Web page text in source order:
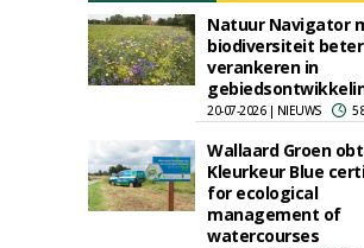
Natuur Navigator
biodiversiteit beter
verankeren in
20-07-2026 | NIEUWS
Wallaard Groen
Kleurkeur Blue
for ecological
management of
watercourses